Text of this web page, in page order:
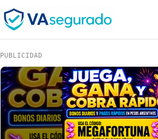
PUBLICIDAD